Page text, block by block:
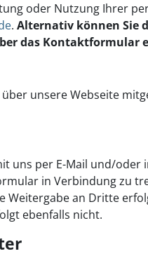
oder Nutzung Ihrer
. Alternativ können Sie
das Kontaktformular
unsere Webseite
uns per E-Mail und/oder
in Verbindung zu
Weitergabe an Dritte
ebenfalls nicht.